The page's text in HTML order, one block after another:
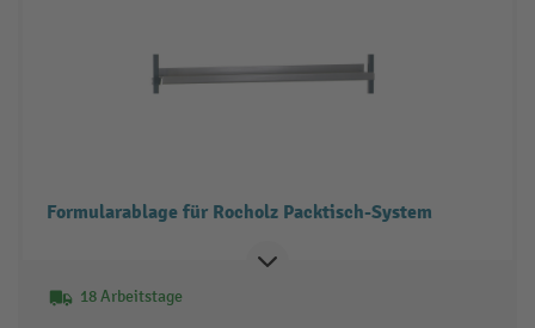
Formularablage für Rocholz Packtisch-System
18 Arbeitstage